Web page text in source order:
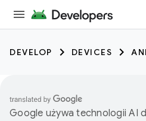
DEVELOP DEVICES
Google używa technologii AI